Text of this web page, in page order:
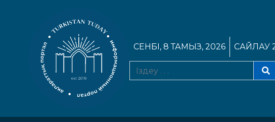
СЕНБІ, 8 ТАМЫЗ, 2026 САЙЛАУ